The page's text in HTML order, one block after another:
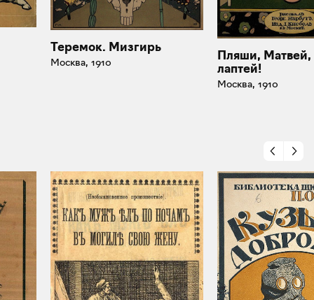
Теремок. Мизгирь
Москва, 1910
Пляши, Матвей,
лаптей!
Москва, 1910